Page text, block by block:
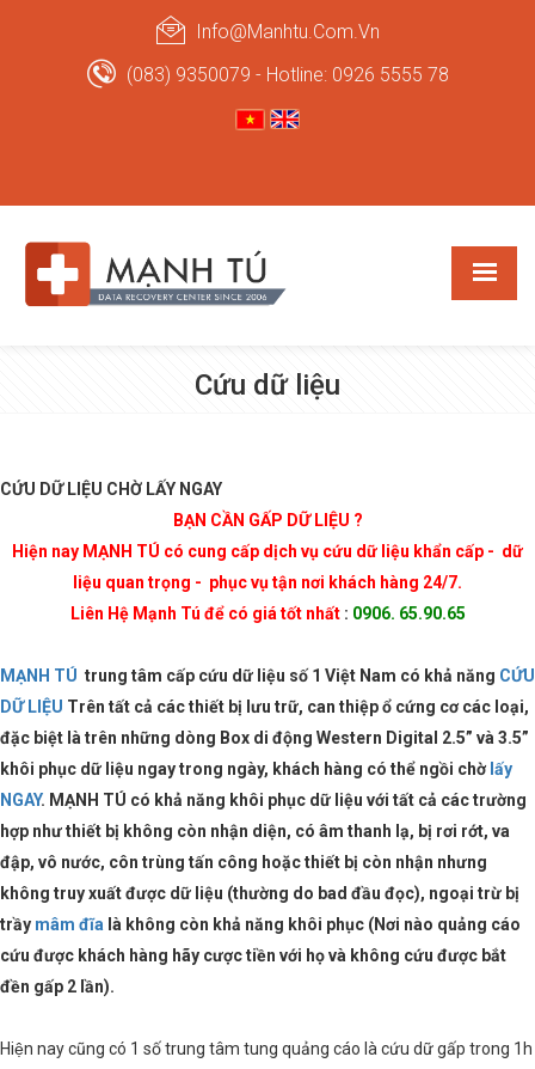
Info@manhtu.com.vn
(083) 9350079 - Hotline: 0926 5555 78
Cứu dữ liệu
CỨU DỮ LIỆU CHỜ LẤY NGAY
BẠN CẦN GẤP DỮ LIỆU ?
Hiện nay MẠNH TÚ có cung cấp dịch vụ cứu dữ liệu khẩn cấp - dữ
liệu quan trọng - phục vụ tận nơi khách hàng 24/7.
Liên Hệ Mạnh Tú để có giá tốt nhất: 0906. 65.90.65
MẠNH TÚ trung tâm cấp cứu dữ liệu số 1 Việt Nam có khả năng CỨU
DỮ LIỆU Trên tất cả các thiết bị lưu trữ, can thiệp ổ cứng cơ các loại,
đặc biệt là trên những dòng Box di động Western Digital 2.5” và 3.5”
khôi phục dữ liệu ngay trong ngày, khách hàng có thể ngồi chờ lấy
NGAY. MẠNH TÚ có khả năng khôi phục dữ liệu với tất cả các trường
hợp như thiết bị không còn nhận diện, có âm thanh lạ, bị rơi rớt, va
đập, vô nước, côn trùng tấn công hoặc thiết bị còn nhận nhưng
không truy xuất được dữ liệu (thường do bad đầu đọc), ngoại trừ bị
trầy mâm đĩa là không còn khả năng khôi phục (Nơi nào quảng cáo
cứu được khách hàng hãy cược tiền với họ và không cứu được bắt
đền gấp 2 lần).
Hiện nay cũng có 1 số trung tâm tung quảng cáo là cứu dữ gấp trong 1h